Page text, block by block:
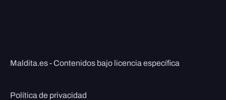
Maldita.es - Contenidos bajo licencia específica
Política de privacidad